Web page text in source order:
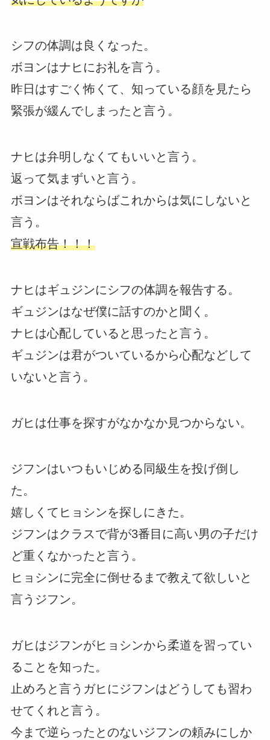
シフの体調は良くなった。
ボヨンはナヒにお礼を言う。
昨日はすごく怖くて、知っている顔を見たら
緊張が緩んでしまったと言う。
ナヒは弁明しなくてもいいと言う。
返って気まずいと言う。
ボヨンはそれならばこれからは気にしないと
言う。
宣戦布告！！！
ナヒはギュジンにシフの体調を報告する。
ギュジンはなぜ僕に話すのかと聞く。
ナヒは心配していると思ったと言う。
ギュジンは君がついているから心配などして
いないと言う。
ガヒは仕事を探すがなかなか見つからない。
ジフンはいつもいじめる同級生を投げ倒し
た。
嬉しくてヒョシンを探しにきた。
ジフンはクラスで背が3番目に高い男の子だけ
ど重くなかったと言う。
ヒョシンに完全に倒せるまで教えて欲しいと
言うジフン。
ガヒはジフンがヒョシンから柔道を習ってい
ることを知った。
止めろと言うガヒにジフンはどうしても習わ
せてくれと言う。
今まで逆らったとのないジフンの頼みにしか